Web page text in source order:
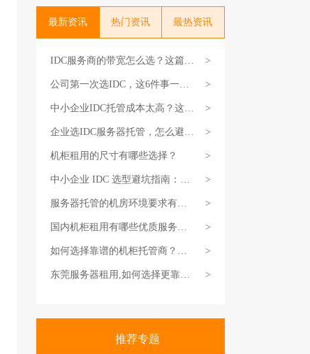
最新资讯 热门资讯 最热资讯
IDC服务商的带宽怎么选？这篇教
你不花冤枉钱
>
公司第一次选IDC，这6件事一定
要搞清楚
>
中小企业IDC托管成本太高？这3
个省钱技巧试试
>
企业选IDC服务器托管，怎么避坑
不花冤枉钱？
>
机柜租用的尺寸有哪些选择？ >
中小企业 IDC 选型避坑指南：选
对服务商，省钱还省心
>
服务器托管的机房环境要求有哪
些？
>
国内机柜租用有哪些优质服务
商？
>
如何选择靠谱的机柜托管商？得
这么挑才靠谱
>
东莞服务器租用,如何选择更靠谱
>
推荐专题